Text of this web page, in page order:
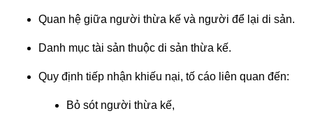
Quan hệ giữa người thừa kế và người để lại di sản.
Danh mục tài sản thuộc di sản thừa kế.
Quy định tiếp nhận khiếu nại, tố cáo liên quan đến:
Bỏ sót người thừa kế,